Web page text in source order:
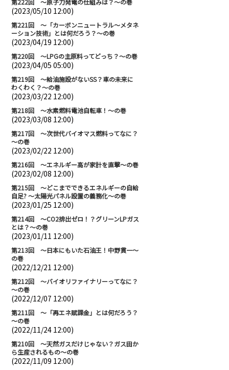
第222回 ～原子力発電の仕組みは？～の巻
(2023/05/10 12:00)
第221回 ～「カーボンニュートラル～メタネ
ーション技術」とは何だろう？～の巻
(2023/04/19 12:00)
第220回 ～LPGの主原料ってどっち？～の巻
(2023/04/05 05:00)
第219回 ～給油施設がないSS？車の未来に
わくわく？～の巻
(2023/03/22 12:00)
第218回 ～水素燃料電池自転車！～の巻
(2023/03/08 12:00)
第217回 ～次世代バイオマス燃料ってなに？
～の巻
(2023/02/22 12:00)
第216回 ～エネルギー高が家計を直撃～の巻
(2023/02/08 12:00)
第215回 ～どこまでできるエネルギーの自給
自足? ～太陽光パネル設置の義務化～の巻
(2023/01/25 12:00)
第214回 ～CO2排出ゼロ！？グリーンLPガス
とは？～の巻
(2023/01/11 12:00)
第213回 ～日本にもいた石油王！中野貫一～
の巻
(2022/12/21 12:00)
第212回 ～バイオリファイナリーってなに？
～の巻
(2022/12/07 12:00)
第211回 ～「再エネ賦課金」とは何だろう？
～の巻
(2022/11/24 12:00)
第210回 ～天然ガスだけじゃない？ガス田か
ら生産されるもの～の巻
(2022/11/09 12:00)